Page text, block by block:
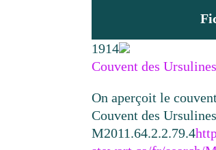
1914
Couvent des Ursulines
On aperçoit le
Couvent des
M2011.64.2.2.79.4